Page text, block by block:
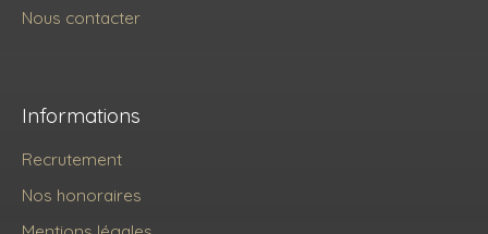
Nous contacter
Informations
Recrutement
Nos honoraires